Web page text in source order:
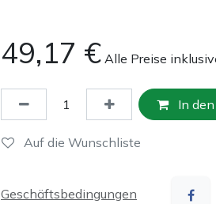
49,17 € Alle Preise
In
Auf die Wunschliste
Geschäftsbedingungen